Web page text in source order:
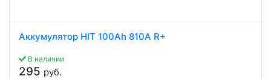
Аккумулятор HIT 100Ah 810A R+
В наличии
295 руб.